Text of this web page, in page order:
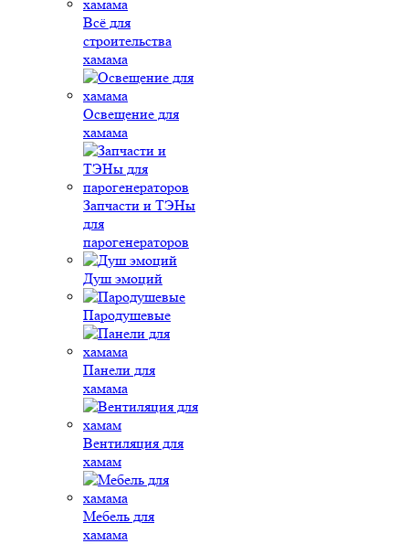
Всё для
строительства
хамама
Освещение для
хамама
Запчасти и ТЭНы
для
парогенераторов
Душ эмоций
Пародушевые
Панели для
хамама
Вентиляция для
хамам
Мебель для
хамама